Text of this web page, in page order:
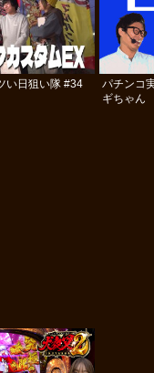
い日狙い隊 #34
パチンコ
ギちゃん